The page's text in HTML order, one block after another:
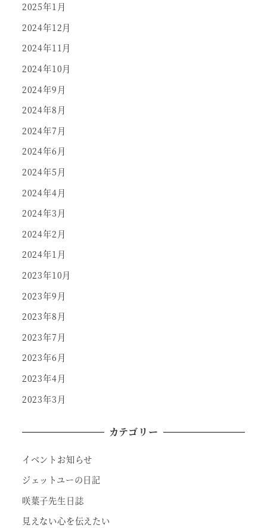
2025年1月
2024年12月
2024年11月
2024年10月
2024年9月
2024年8月
2024年7月
2024年6月
2024年5月
2024年4月
2024年3月
2024年2月
2024年1月
2023年10月
2023年9月
2023年8月
2023年7月
2023年6月
2023年4月
2023年3月
カテゴリー
イベントお知らせ
ジェットユーの日記
咲葉子先生日誌
見えない心を伝えたい